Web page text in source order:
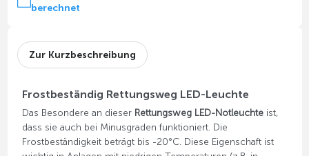
berechnet
Zur Kurzbeschreibung
Frostbeständig Rettungsweg LED-Leuchte
Das Besondere an dieser Rettungsweg LED-Notleuchteist,
dass sie auch bei Minusgraden funktioniert. Die
Frostbeständigkeit beträgt bis -20°C. Diese Eigenschaft ist